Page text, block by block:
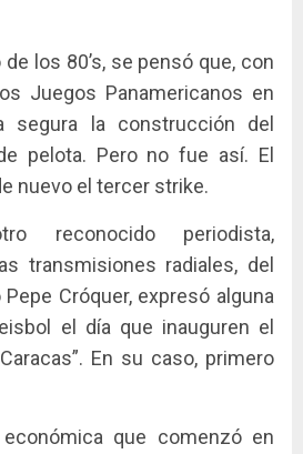
los 80’s, se pensó que, con
Juegos Panamericanos en
segura la construcción del
pelota. Pero no fue así. El
nuevo el tercer strike.
reconocido periodista,
transmisiones radiales, del
Cróquer, expresó alguna
el día que inauguren el
En su caso, primero
que comenzó en